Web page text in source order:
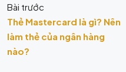
Bài trước
Thẻ Mastercard là gì? Nên
làm thẻ của ngân hàng
nào?